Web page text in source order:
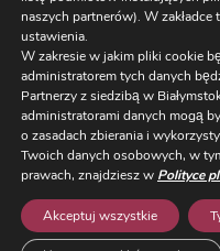
NEWSLETTER
ul. Warszawska 14
kancelaria@bieluk.pl/
naszych partnerów). W
ustawienia.
W zakresie w jakim pliki cookie
administratorem tych danych
Partnerzy z siedzibą w
administratorami danych mogą
o zasadach zbierania i
Twoich danych osobowych, w
prawach, znajdziesz w Polityce
Akceptuj wszystkie